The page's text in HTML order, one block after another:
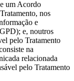
um Acordo
nos
e
e, noutros
pelo Tratamento
na
relacionada
pelo Tratamento